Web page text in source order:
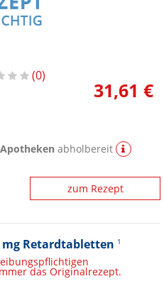
0
31,61 €
abholbereit
zum Rezept
mg Retardtabletten 1
das Originalrezept.